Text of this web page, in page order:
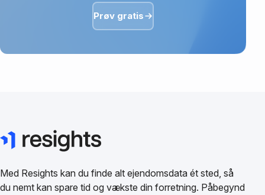
Prøv gratis
Med Resights kan du finde alt ejendomsdata ét sted, så
du nemt kan spare tid og vækste din forretning. Påbegynd